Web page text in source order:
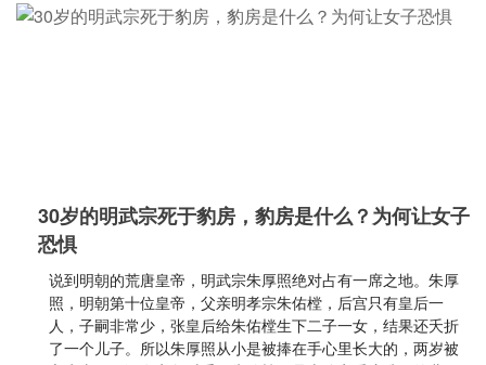
30岁的明武宗死于豹房，豹房是什么？为何让女子
恐惧
说到明朝的荒唐皇帝，明武宗朱厚照绝对占有一席之地。朱厚
照，明朝第十位皇帝，父亲明孝宗朱佑樘，后宫只有皇后一
人，子嗣非常少，张皇后给朱佑樘生下二子一女，结果还夭折
了一个儿子。所以朱厚照从小是被捧在手心里长大的，两岁被